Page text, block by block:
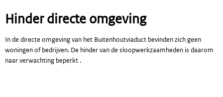
Hinder directe omgeving
In de directe omgeving van het Buitenhoutviaduct bevinden zich geen
woningen of bedrijven. De hinder van de sloopwerkzaamheden is daarom
naar verwachting beperkt .